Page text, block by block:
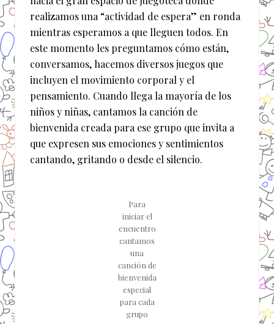
realizamos una “actividad de espera” en ronda
mientras esperamos a que lleguen todos. En
este momento les preguntamos cómo están,
conversamos, hacemos diversos juegos que
incluyen el movimiento corporal y el
pensamiento. Cuando llega la mayoría de los
niños y niñas, cantamos la canción de
bienvenida creada para ese grupo que invita a
que expresen sus emociones y sentimientos
cantando, gritando o desde el silencio.
Para
iniciar el
encuentro
cantamos
una
canción de
bienvenida
especial
para cada
grupo